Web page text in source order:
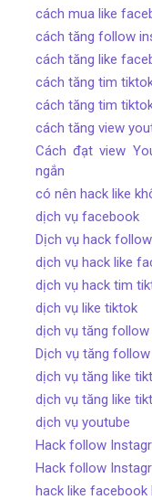
cách mua like
cách tăng follow
cách tăng like
cách tăng tim
cách tăng tim
cách tăng view
Cách đạt view
ngắn
có nên hack like
dịch vụ facebook
Dịch vụ hack
dịch vụ hack like
dịch vụ hack tim
dịch vụ like tiktok
dịch vụ tăng follow
Dịch vụ tăng follow
dịch vụ tăng like
dịch vụ tăng like
dịch vụ youtube
Hack follow
Hack follow
hack like facebook